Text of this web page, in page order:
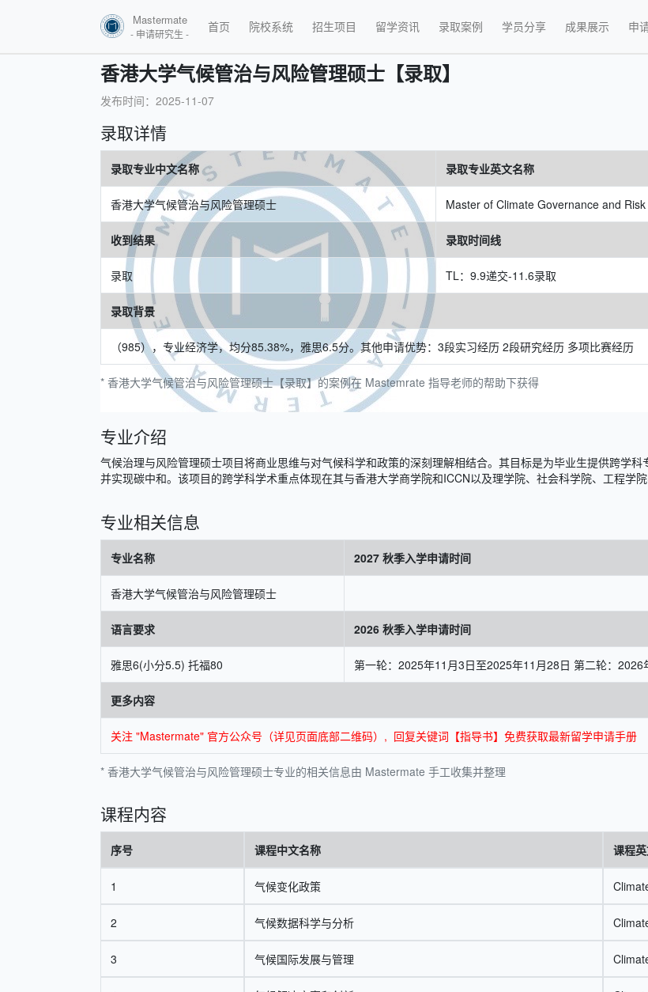
Mastermate
- 申请研究生 - 首页 院校系统 招生项目 留学资讯 录取案例 学员分享 成果展示 申
香港大学气候管治与风险管理硕士【录取】
发布时间：2025-11-07
录取详情
* 香港大学气候管治与风险管理硕士【录取】的案例在 Mastemrate 指导老师的帮助下获得
录取专业中文名称 录取专业英文名称
香港大学气候管治与风险管理硕士 Master of Climate Governance and
收到结果 录取时间线
录取 TL：9.9递交-11.6录取
录取背景
（985），专业经济学，均分85.38%，雅思6.5分。其他申请优势：3段实习经历 2段研究经历 多项比赛经历
专业介绍
气候治理与风险管理硕士项目将商业思维与对气候科学和政策的深刻理解相结合。其目标是为毕业生提供跨学
并实现碳中和。该项目的跨学科学术重点体现在其与香港大学商学院和ICCN以及理学院、社会科学院、工程学
专业相关信息
* 香港大学气候管治与风险管理硕士专业的相关信息由 Mastermate 手工收集并整理
专业名称 2027 秋季入学申请时间
香港大学气候管治与风险管理硕士
语言要求 2026 秋季入学申请时间
雅思6(小分5.5) 托福80 第一轮：2025年11月3日至2025年11月28日 第二轮：2026
更多内容
关注 "Mastermate" 官方公众号（详见页面底部二维码）, 回复关键词【指导书】免费获取最新留学申请手册
课程内容
序号 课程中文名称 课程
1 气候变化政策
2 气候数据科学与分析
3 气候国际发展与管理